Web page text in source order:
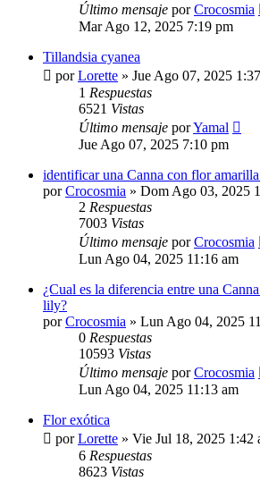
Último mensaje porCrocosmia
Mar Ago 12, 2025 7:19 pm
Tillandsia cyanea
porLorette » Jue Ago 07, 2025
1 Respuestas
6521 Vistas
Último mensaje porYamal
Jue Ago 07, 2025 7:10 pm
identificar una Canna con flor
porCrocosmia » Dom Ago 03, 2025
2 Respuestas
7003 Vistas
Último mensaje porCrocosmia
Lun Ago 04, 2025 11:16 am
¿Cual es la diferencia entre una
lily?
porCrocosmia » Lun Ago 04, 2025
0 Respuestas
10593 Vistas
Último mensaje porCrocosmia
Lun Ago 04, 2025 11:13 am
Flor exótica
porLorette » Vie Jul 18, 2025 1:42
6 Respuestas
8623 Vistas